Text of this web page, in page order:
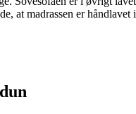
at madrassen er